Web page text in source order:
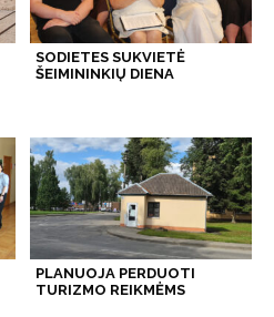
SODIETES SUKVIETĖ
ŠEIMININKIŲ DIENA
PLANUOJA PERDUOTI
TURIZMO REIKMĖMS